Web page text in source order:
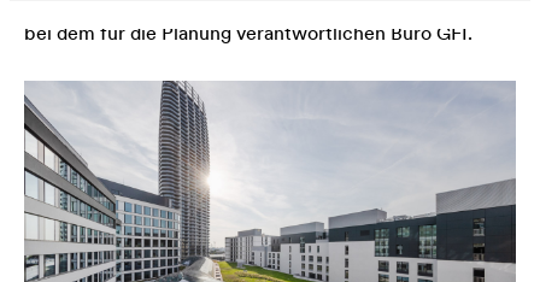
bei dem für die Planung verantwortlichen Büro GFI.